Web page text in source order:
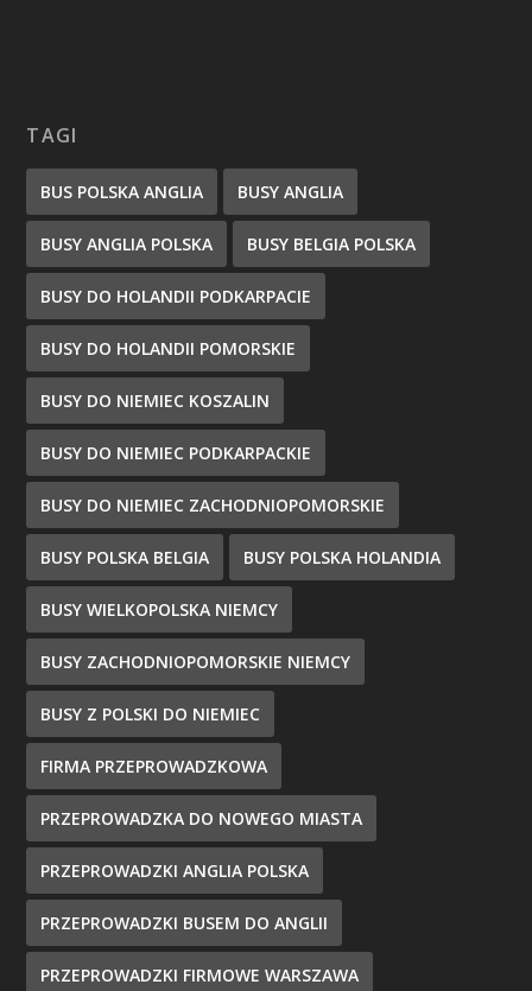
TAGI
BUS POLSKA ANGLIA BUSY ANGLIA
BUSY ANGLIA POLSKA BUSY BELGIA POLSKA
BUSY DO HOLANDII PODKARPACIE
BUSY DO HOLANDII POMORSKIE
BUSY DO NIEMIEC KOSZALIN
BUSY DO NIEMIEC PODKARPACKIE
BUSY DO NIEMIEC ZACHODNIOPOMORSKIE
BUSY POLSKA BELGIA BUSY POLSKA HOLANDIA
BUSY WIELKOPOLSKA NIEMCY
BUSY ZACHODNIOPOMORSKIE NIEMCY
BUSY Z POLSKI DO NIEMIEC
FIRMA PRZEPROWADZKOWA
PRZEPROWADZKA DO NOWEGO MIASTA
PRZEPROWADZKI ANGLIA POLSKA
PRZEPROWADZKI BUSEM DO ANGLII
PRZEPROWADZKI FIRMOWE WARSZAWA